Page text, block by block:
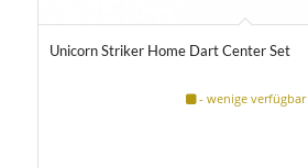
4.50
Unicorn Striker Home Dart Center Set
- wenige verfügbar